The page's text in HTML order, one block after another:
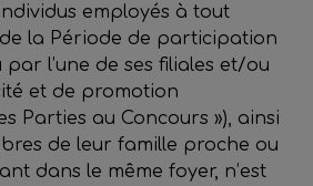
employés à tout
la Période de participation
l’une de ses filiales et/ou
et de promotion
Parties au Concours »), ainsi
de leur famille proche ou
dans le même foyer, n’est